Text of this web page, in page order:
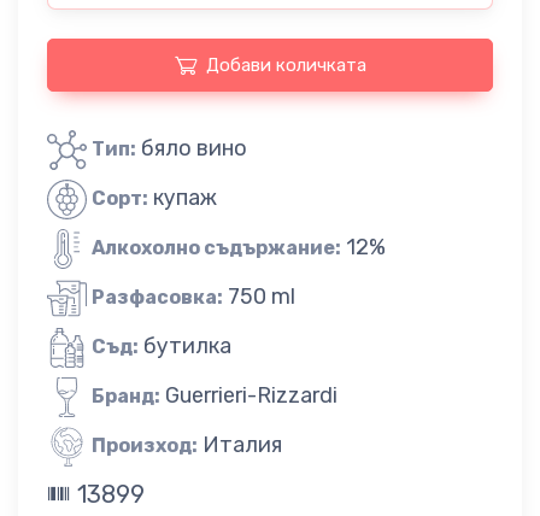
Добави количката
Тип: бяло вино
Сорт: купаж
Алкохолно съдържание: 12%
Разфасовка: 750 ml
Съд: бутилка
Бранд: Guerrieri-Rizzardi
Произход: Италия
13899